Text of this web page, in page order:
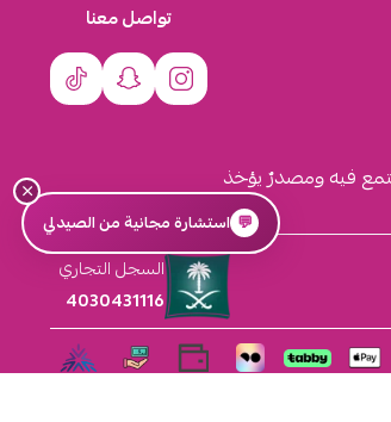
فيه ومصدرٌ يؤخذ
تواصل معنا
السجل التجاري
4030431116
×
💬 استشارة مجانية من الصيدلي